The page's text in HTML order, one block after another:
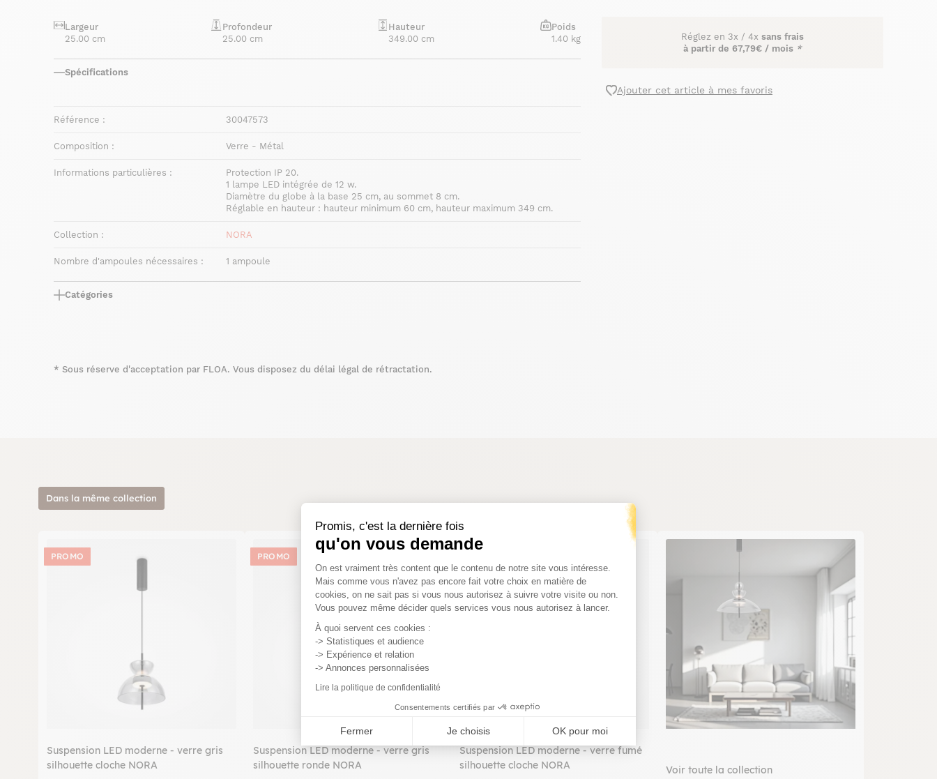
Promis, c'est la dernière fois
qu'on vous demande
Plateforme de Gestion du Consentement : Personnalisez vos Options
On est vraiment très content que le contenu de notre site vous intéresse.
Mais comme vous n'avez pas encore fait votre choix en matière de
cookies, on ne sait pas si vous nous autorisez à suivre votre visite ou non.
Vous pouvez même décider quels services vous nous autorisez à lancer.
À quoi servent ces cookies :
-> Statistiques et audience
-> Expérience et relation
-> Annonces personnalisées
Lire la politique de confidentialité
Consentements certifiés par
Fermer Je choisis OK pour moi
Réglez en 3x / 4x sans frais
à partir de 67,79€ / mois *
Ajouter cet article à mes favoris
Largeur
25.00 cm
Profondeur
25.00 cm
Hauteur
349.00 cm
Poids
1.40 kg
Spécifications
Référence : 30047573
Composition : Verre - Métal
Informations particulières :
Protection IP 20.
1 lampe LED intégrée de 12 w.
Diamètre du globe à la base 25 cm, au sommet 8 cm.
Réglable en hauteur : hauteur minimum 60 cm, hauteur maximum 349 cm.
Collection : NORA
Nombre d'ampoules nécessaires : 1 ampoule
Catégories
* Sous réserve d'acceptation par FLOA. Vous disposez du délai légal de rétractation.
Dans la même collection
PROMO
Suspension LED moderne - verre gris
silhouette cloche NORA
PROMO
Suspension LED moderne - verre gris
silhouette ronde NORA
Suspension LED moderne - verre fumé
silhouette cloche NORA
Voir toute la collection